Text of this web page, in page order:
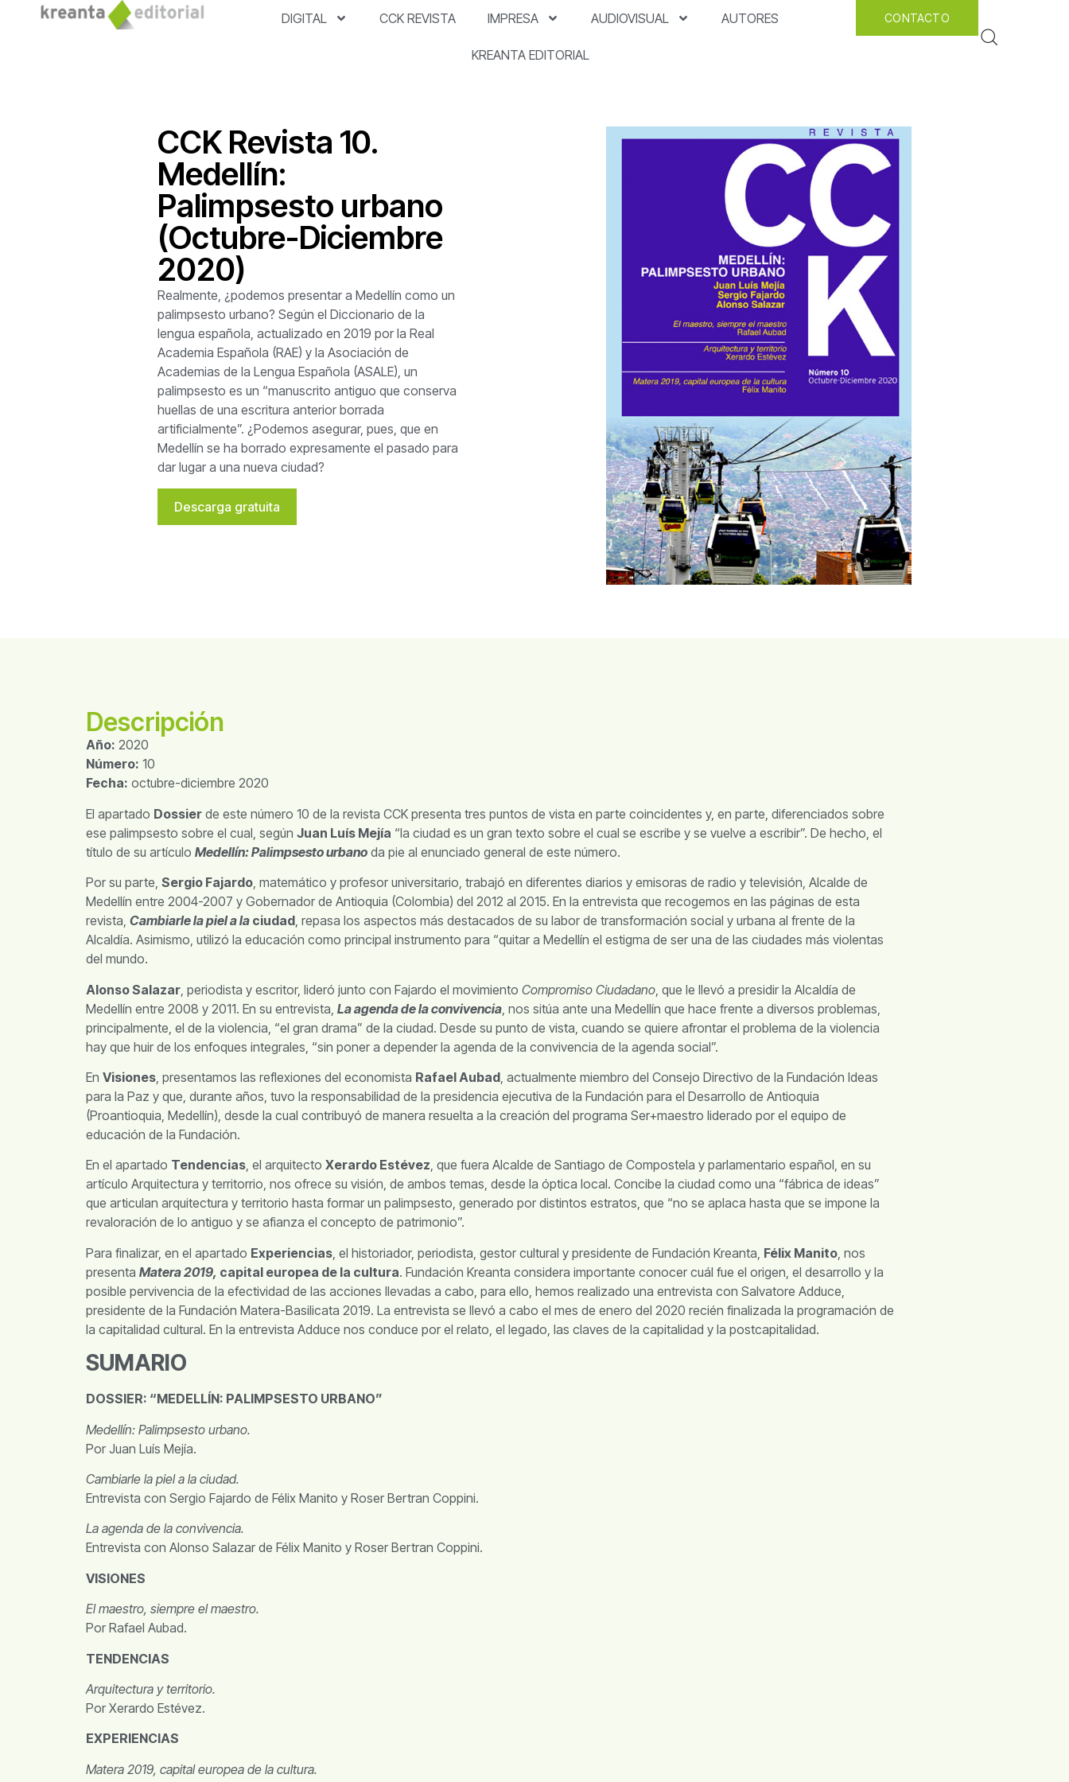
DIGITAL CCK REVISTA IMPRESA AUDIOVISUAL AUTORES
KREANTA EDITORIAL
CONTACTO
CCK Revista 10.
Medellín:
Palimpsesto urbano
(Octubre-Diciembre
2020)
Realmente, ¿podemos presentar a Medellín como un
palimpsesto urbano? Según el Diccionario de la
lengua española, actualizado en 2019 por la Real
Academia Española (RAE) y la Asociación de
Academias de la Lengua Española (ASALE), un
palimpsesto es un “manuscrito antiguo que conserva
huellas de una escritura anterior borrada
artificialmente”. ¿Podemos asegurar, pues, que en
Medellín se ha borrado expresamente el pasado para
dar lugar a una nueva ciudad?
Descarga gratuita
Descripción
Año: 2020
Número: 10
Fecha: octubre-diciembre 2020
El apartado Dossierde este número 10 de la revista CCK presenta tres puntos de vista en parte coincidentes y, en parte, diferenciados sobre
ese palimpsesto sobre el cual, según Juan Luís Mejía “la ciudad es un gran texto sobre el cual se escribe y se vuelve a escribir”. De hecho, el
título de su artículo Medellín: Palimpsesto urbanoda pie al enunciado general de este número.
Por su parte, Sergio Fajardo, matemático y profesor universitario, trabajó en diferentes diarios y emisoras de radio y televisión, Alcalde de
Medellín entre 2004-2007 y Gobernador de Antioquia (Colombia) del 2012 al 2015. En la entrevista que recogemos en las páginas de esta
revista, Cambiarle la piel a laciudad, repasa los aspectos más destacados de su labor de transformación social y urbana al frente de la
Alcaldía. Asimismo, utilizó la educación como principal instrumento para “quitar a Medellín el estigma de ser una de las ciudades más violentas
del mundo.
Alonso Salazar, periodista y escritor, lideró junto con Fajardo el movimiento Compromiso Ciudadano, que le llevó a presidir la Alcaldía de
Medellín entre 2008 y 2011. En su entrevista, La agenda de la convivencia, nos sitúa ante una Medellín que hace frente a diversos problemas,
principalmente, el de la violencia, “el gran drama” de la ciudad. Desde su punto de vista, cuando se quiere afrontar el problema de la violencia
hay que huir de los enfoques integrales, “sin poner a depender la agenda de la convivencia de la agenda social”.
En Visiones, presentamos las reflexiones del economista Rafael Aubad, actualmente miembro del Consejo Directivo de la Fundación Ideas
para la Paz y que, durante años, tuvo la responsabilidad de la presidencia ejecutiva de la Fundación para el Desarrollo de Antioquia
(Proantioquia, Medellín), desde la cual contribuyó de manera resuelta a la creación del programa Ser+maestro liderado por el equipo de
educación de la Fundación.
En el apartado Tendencias, el arquitecto Xerardo Estévez, que fuera Alcalde de Santiago de Compostela y parlamentario español, en su
artículo Arquitectura y territorrio, nos ofrece su visión, de ambos temas, desde la óptica local. Concibe la ciudad como una “fábrica de ideas”
que articulan arquitectura y territorio hasta formar un palimpsesto, generado por distintos estratos, que “no se aplaca hasta que se impone la
revaloración de lo antiguo y se afianza el concepto de patrimonio”.
Para finalizar, en el apartado Experiencias, el historiador, periodista, gestor cultural y presidente de Fundación Kreanta, Félix Manito, nos
presenta Matera 2019, capital europea de la cultura. Fundación Kreanta considera importante conocer cuál fue el origen, el desarrollo y la
posible pervivencia de la efectividad de las acciones llevadas a cabo, para ello, hemos realizado una entrevista con Salvatore Adduce,
presidente de la Fundación Matera-Basilicata 2019. La entrevista se llevó a cabo el mes de enero del 2020 recién finalizada la programación de
la capitalidad cultural. En la entrevista Adduce nos conduce por el relato, el legado, las claves de la capitalidad y la postcapitalidad.
SUMARIO
DOSSIER: “MEDELLÍN: PALIMPSESTO URBANO”
Medellín: Palimpsesto urbano.
Por Juan Luís Mejía.
Cambiarle la piel a la ciudad.
Entrevista con Sergio Fajardo de Félix Manito y Roser Bertran Coppini.
La agenda de la convivencia.
Entrevista con Alonso Salazar de Félix Manito y Roser Bertran Coppini.
VISIONES
El maestro, siempre el maestro.
Por Rafael Aubad.
TENDENCIAS
Arquitectura y territorio.
Por Xerardo Estévez.
EXPERIENCIAS
Matera 2019, capital europea de la cultura.